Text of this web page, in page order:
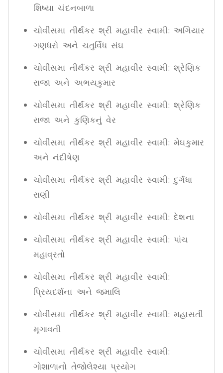
શિષ્યા ચંદનબાળા
ચોવીસમા તીર્થંકર શ્રી મહાવીર સ્વામી: અગિયાર
ગણધરો અને ચતુર્વિધ સંઘ
ચોવીસમા તીર્થંકર શ્રી મહાવીર સ્વામી: શ્રેણિક
રાજા અને અભયકુમાર
ચોવીસમા તીર્થંકર શ્રી મહાવીર સ્વામી: શ્રેણિક
રાજા અને કુણિકનું વેર
ચોવીસમા તીર્થંકર શ્રી મહાવીર સ્વામી: મેઘકુમાર
અને નંદીષેણ
ચોવીસમા તીર્થંકર શ્રી મહાવીર સ્વામી: દુર્ગંધા
રાણી
ચોવીસમા તીર્થંકર શ્રી મહાવીર સ્વામી: દેશના
ચોવીસમા તીર્થંકર શ્રી મહાવીર સ્વામી: પાંચ
મહાવ્રતો
ચોવીસમા તીર્થંકર શ્રી મહાવીર સ્વામી:
પ્રિયદર્શના અને જમાલિ
ચોવીસમા તીર્થંકર શ્રી મહાવીર સ્વામી: મહાસતી
મૃગાવતી
ચોવીસમા તીર્થંકર શ્રી મહાવીર સ્વામી:
ગોશાળાનો તેજોલેશ્યા પ્રયોગ